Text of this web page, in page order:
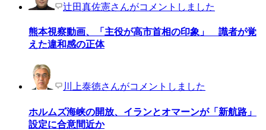
辻田真佐憲さんがコメントしました
熊本視察動画、「主役が高市首相の印象」 識者が覚
えた違和感の正体
川上泰徳さんがコメントしました
ホルムズ海峡の開放、イランとオマーンが「新航路」
設定に合意間近か